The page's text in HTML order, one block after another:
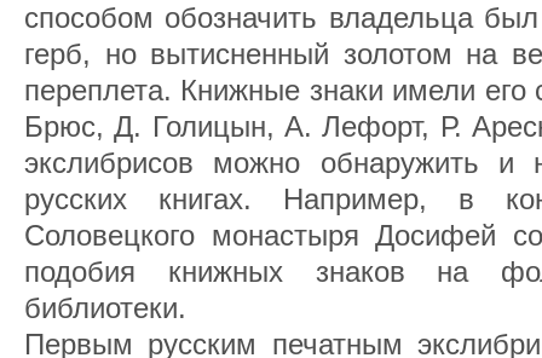
способом обозначить владельца
герб, но вытисненный золотом на
переплета. Книжные знаки имели
Брюс, Д. Голицын, А. Лефорт, Р.
экслибрисов можно обнаружить и
русских книгах. Например, в
Соловецкого монастыря Досифей
подобия книжных знаков на
библиотеки.
Первым русским печатным